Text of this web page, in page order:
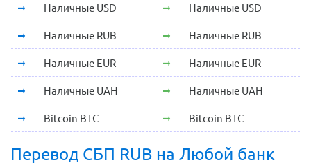
Наличные USD Наличные USD
Наличные RUB Наличные RUB
Наличные EUR Наличные EUR
Наличные UAH Наличные UAH
Bitcoin BTC Bitcoin BTC
Перевод СБП RUB на Любой банк